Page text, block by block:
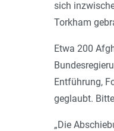
sich
Torkham
Etwa 200
Entführung,
geglaubt.
„Die